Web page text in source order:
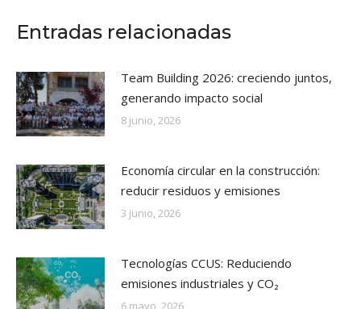
Entradas relacionadas
Team Building 2026: creciendo juntos,
generando impacto social
8 junio, 2026
Economía circular en la construcción:
reducir residuos y emisiones
3 junio, 2026
Tecnologías CCUS: Reduciendo
emisiones industriales y CO₂
6 mayo, 2026